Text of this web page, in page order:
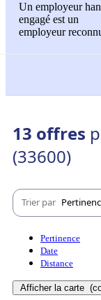
Un employeur
engagé est un
employeur
13 offres
(33600)
Trier par
Pertinence
Date
Distance
Afficher la carte